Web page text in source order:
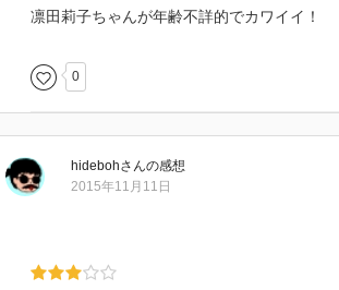
凛田莉子ちゃんが年齢不詳的でカワイイ！
0
hidebohさんの感想
2015年11月11日